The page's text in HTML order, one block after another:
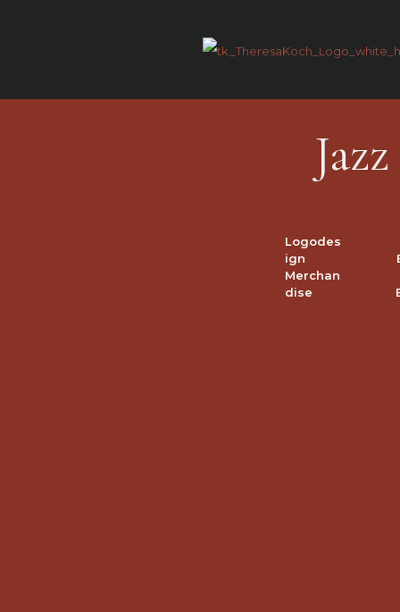
Logodes
ign
Merchan
dise